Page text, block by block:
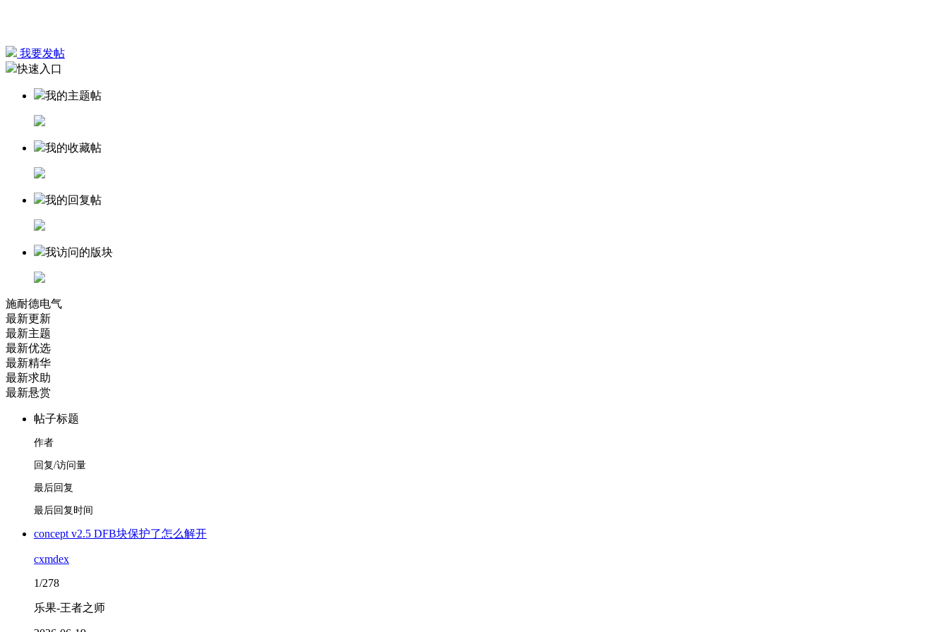
我要发帖
快速入口
我的主题帖
我的收藏帖
我的回复帖
我访问的版块
施耐德电气
最新更新
最新主题
最新优选
最新精华
最新求助
最新悬赏
帖子标题
作者
回复/访问量
最后回复
最后回复时间
concept v2.5 DFB块保护了怎么解开
cxmdex
1/278
乐果-王者之师